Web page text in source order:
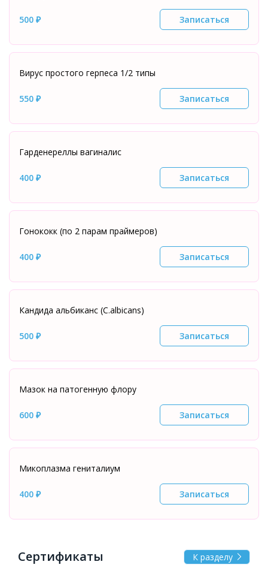
500 ₽ Записаться
Вирус простого герпеса 1/2 типы
550 ₽ Записаться
Гарденереллы вагиналис
400 ₽ Записаться
Гонококк (по 2 парам праймеров)
400 ₽ Записаться
Кандида альбиканс (C.albicans)
500 ₽ Записаться
Мазок на патогенную флору
600 ₽ Записаться
Микоплазма гениталиум
400 ₽ Записаться
Сертификаты К разделу